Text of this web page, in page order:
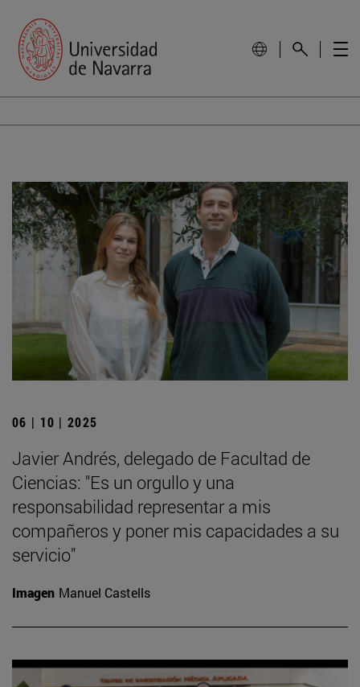
06 | 10 | 2025
Javier Andrés, delegado de Facultad de
Ciencias: "Es un orgullo y una
responsabilidad representar a mis
compañeros y poner mis capacidades a su
servicio"
Imagen Manuel Castells